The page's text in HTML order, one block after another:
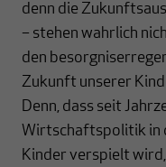
denn die
– stehen wahrlich
den
Zukunft unserer
Denn, dass seit
Wirtschaftspolitik in
Kinder verspielt